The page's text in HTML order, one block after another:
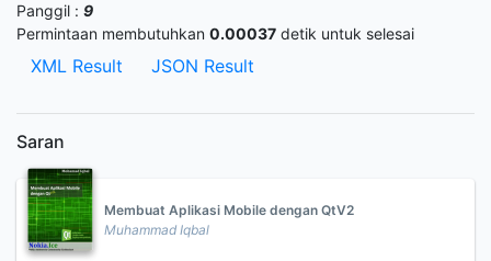
Panggil : 9
Permintaan membutuhkan 0.00037 detik untuk selesai
XML Result JSON Result
Saran
Membuat Aplikasi Mobile dengan QtV2
Muhammad Iqbal